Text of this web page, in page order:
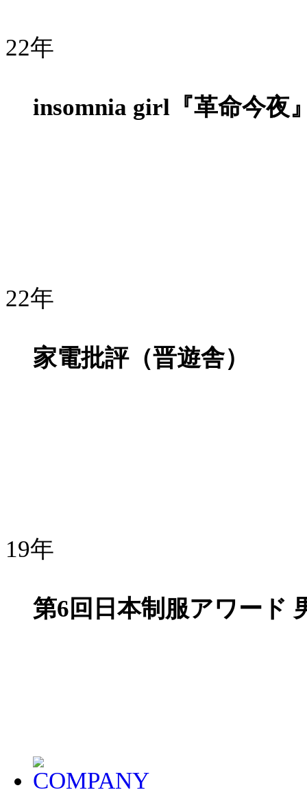
22年
insomnia girl『革命今夜
22年
家電批評（晋遊舎）
19年
第6回日本制服アワード